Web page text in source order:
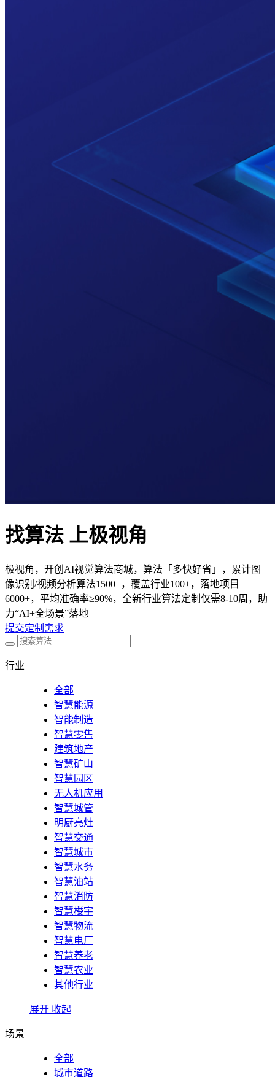
找算法 上极视角
极视角，开创AI视觉算法商城，算法「多快好省」，累计图
像识别/视频分析算法1500+，覆盖行业100+，落地项目
6000+，平均准确率≥90%，全新行业算法定制仅需8-10周，助
力“AI+全场景”落地
提交定制需求
行业
全部
智慧能源
智能制造
智慧零售
建筑地产
智慧矿山
智慧园区
无人机应用
智慧城管
明厨亮灶
智慧交通
智慧城市
智慧水务
智慧油站
智慧消防
智慧楼宇
智慧物流
智慧电厂
智慧养老
智慧农业
其他行业
展开 收起
场景
全部
城市道路